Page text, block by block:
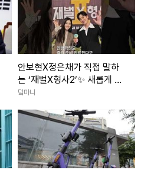
안보현X정은채가 직접 말하
는 ‘재벌X형사2’✨ 새롭게 돌
아온 두 사람의 이야기｜재벌
덬마니